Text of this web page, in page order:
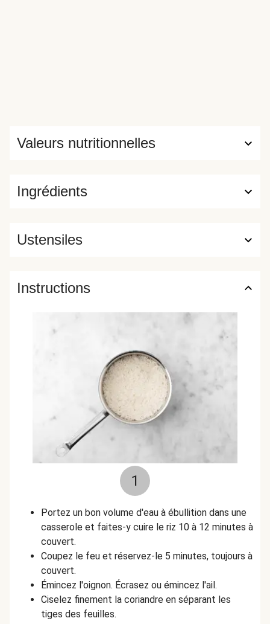
Ingrédients
Valeurs nutritionnelles
Ustensiles
Instructions
1
Portez un bon volume d'eau à ébullition dans une
casserole et faites-y cuire le riz 10 à 12 minutes à
couvert.
Coupez le feu et réservez-le 5 minutes, toujours à
couvert.
Émincez l'oignon. Écrasez ou émincez l'ail.
Ciselez finement la coriandre en séparant les
tiges des feuilles.